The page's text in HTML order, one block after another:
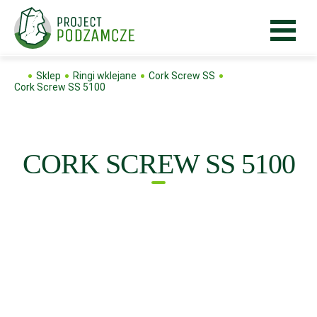
Sklep Ringi wklejane
Cork Screw SS
Cork Screw SS 5100
CORK SCREW SS 5100